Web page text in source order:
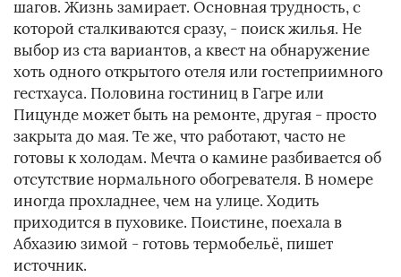
шагов. Жизнь замирает. Основная трудность, с
которой сталкиваются сразу, - поиск жилья. Не
выбор из ста вариантов, а квест на обнаружение
хоть одного открытого отеля или гостеприимного
гестхауса. Половина гостиниц в Гагре или
Пицунде может быть на ремонте, другая - просто
закрыта до мая. Те же, что работают, часто не
готовы к холодам. Мечта о камине разбивается об
отсутствие нормального обогревателя. В номере
иногда прохладнее, чем на улице. Ходить
приходится в пуховике. Поистине, поехала в
Абхазию зимой - готовь термобельё, пишет
источник.